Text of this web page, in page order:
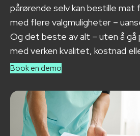
pårørende selv kan bestille mat
med flere valgmuligheter –
Og det beste av alt – uten å gå
med verken kvalitet, kostnad
Book en demo